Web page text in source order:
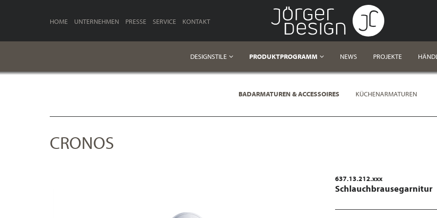
HOME UNTERNEHMEN PRESSE SERVICE KONTAKT
DESIGNSTILE PRODUKTPROGRAMM NEWS PROJEKTE
BADARMATUREN & ACCESSOIRES KÜCHENARMATUREN
CRONOS
637.13.212.xxx
Schlauchbrausegarnitur